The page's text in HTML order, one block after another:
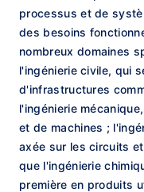
processus et de
des besoins
nombreux domaines
l'ingénierie civile, qui
d'infrastructures
l'ingénierie
et de machines ;
axée sur les circuits
que l'ingénierie
première en produits